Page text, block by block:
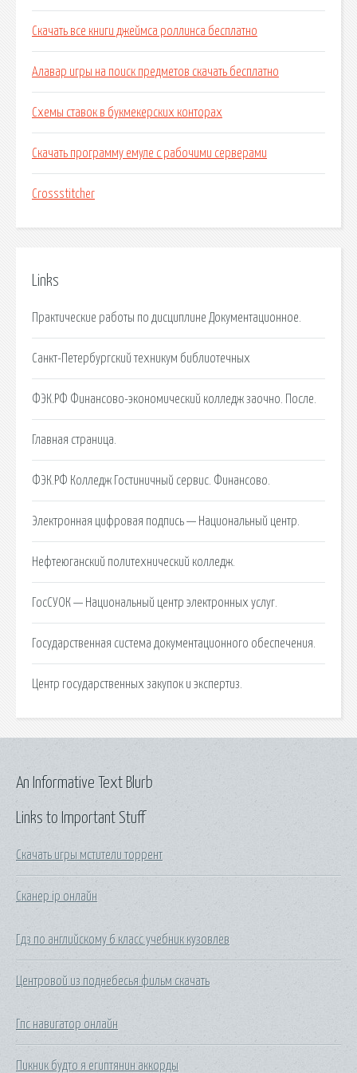
Скачать все книги джеймса роллинса бесплатно
Алавар игры на поиск предметов скачать бесплатно
Схемы ставок в букмекерских конторах
Скачать программу емуле с рабочими серверами
Crossstitcher
Links
Практические работы по дисциплине Документационное.
Санкт-Петербургский техникум библиотечных
ФЭК.РФ Финансово-экономический колледж заочно. После.
Главная страница.
ФЭК.РФ Колледж Гостиничный сервис. Финансово.
Электронная цифровая подпись — Национальный центр.
Нефтеюганский политехнический колледж.
ГосСУОК — Национальный центр электронных услуг.
Государственная система документационного обеспечения.
Центр государственных закупок и экспертиз.
Links to Important Stuff
Скачать игры мстители торрент
Сканер ip онлайн
Гдз по английскому 6 класс учебник кузовлев
Центровой из поднебесья фильм скачать
Гпс навигатор онлайн
Пикник будто я египтянин аккорды
An Informative Text Blurb